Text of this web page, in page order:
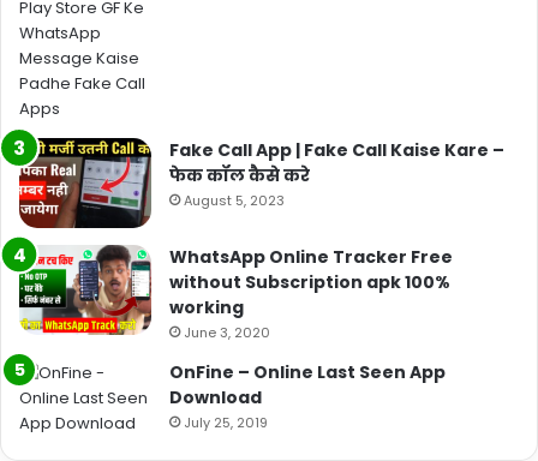
Fake Call App | Fake Call Kaise Kare –
फेक कॉल कैसे करे
August 5, 2023
WhatsApp Online Tracker Free
without Subscription apk 100%
working
June 3, 2020
OnFine – Online Last Seen App
Download
July 25, 2019